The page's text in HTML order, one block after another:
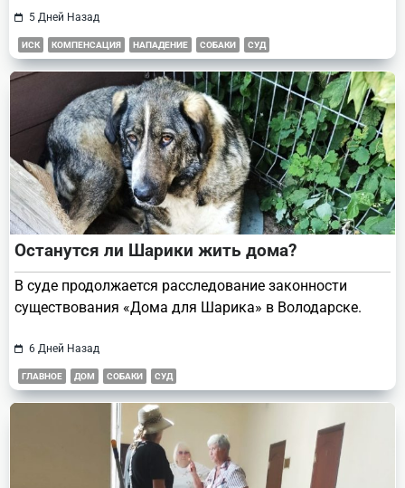
5 Дней Назад
ИСК КОМПЕНСАЦИЯ НАПАДЕНИЕ СОБАКИ СУД
Останутся ли Шарики жить дома?
В суде продолжается расследование законности
существования «Дома для Шарика» в Володарске.
6 Дней Назад
ГЛАВНОЕ ДОМ СОБАКИ СУД